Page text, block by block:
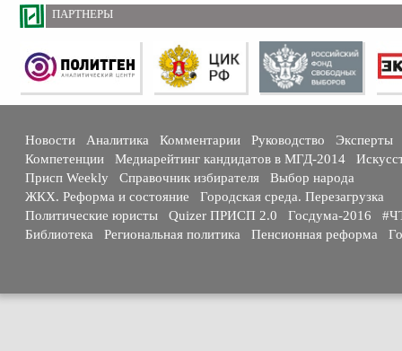
ПАРТНЕРЫ
Новости Аналитика Комментарии Руководство
Эксперты
Компетенции
Медиарейтинг кандидатов в МГД-2014
Присп Weekly
Справочник избирателя
Выбор народа
ЖКХ. Реформа и состояние
Городская среда. Перезагрузка
Политические юристы
Quizer ПРИСП 2.0 Госдума-2016
Библиотека
Региональная политика Пенсионная реформа